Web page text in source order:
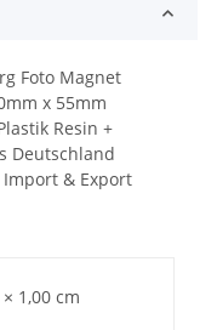
Foto Magnet
x 55mm
Resin +
Deutschland
& Export
1,00 cm